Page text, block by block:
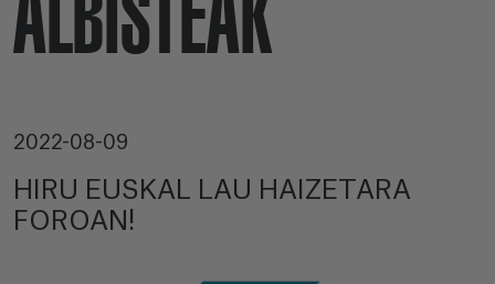
2022-08-09
HIRU EUSKAL LAU HAIZETARA
FOROAN!